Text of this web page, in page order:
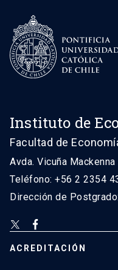
Instituto de
Facultad de
Avda. Vicuña
Teléfono: +56 2 2354
Dirección de
ACREDITACIÓN